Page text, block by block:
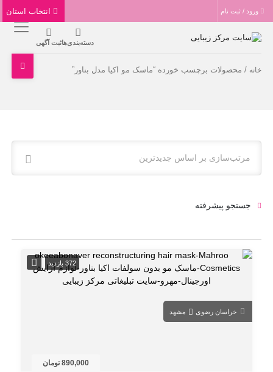
ورود / ثبت نام
دسته‌بندی‌هاثبت آگهی
خانه / محصولات برچسب خورده “ماسک مو اکیا مدل بناور”
مرتب‌سازی بر اساس جدیدترین
جستجو پیشرفته
372 بازدید
خراسان رضوی مشهد
890,000 تومان